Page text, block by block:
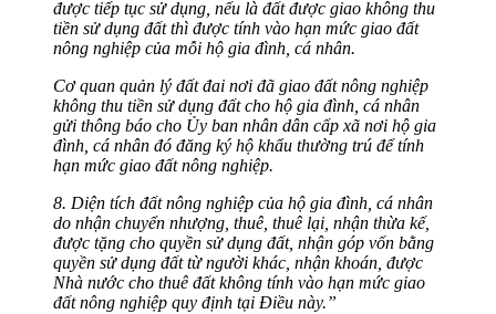
được tiếp tục sử dụng, nếu là đất được giao không thu
tiền sử dụng đất thì được tính vào hạn mức giao đất
nông nghiệp của mỗi hộ gia đình, cá nhân.
Cơ quan quản lý đất đai nơi đã giao đất nông nghiệp
không thu tiền sử dụng đất cho hộ gia đình, cá nhân
gửi thông báo cho Ủy ban nhân dân cấp xã nơi hộ gia
đình, cá nhân đó đăng ký hộ khẩu thường trú để tính
hạn mức giao đất nông nghiệp.
8. Diện tích đất nông nghiệp của hộ gia đình, cá nhân
do nhận chuyển nhượng, thuê, thuê lại, nhận thừa kế,
được tặng cho quyền sử dụng đất, nhận góp vốn bằng
quyền sử dụng đất từ người khác, nhận khoán, được
Nhà nước cho thuê đất không tính vào hạn mức giao
đất nông nghiệp quy định tại Điều này.”